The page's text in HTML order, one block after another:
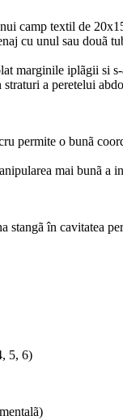
camp textil de
cu unul sau douã
marginile iplãgii si
a peretelui
permite o bunã
mai bunã a
stangã în cavitatea
5, 6)